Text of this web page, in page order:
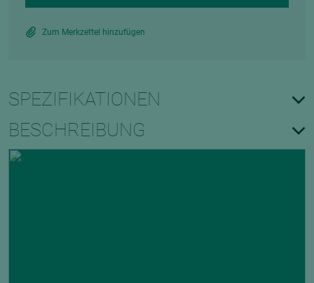
Zum Merkzettel hinzufügen
SPEZIFIKATIONEN
BESCHREIBUNG